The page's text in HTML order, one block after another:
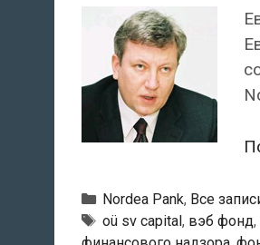
Рубрики
Nordea Pank, Все
Тэги
oü sv capital, вэб фонд,